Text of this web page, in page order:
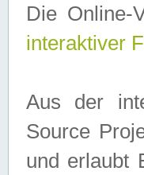
Die Online-
interaktiver
Aus der
Source
und erlaubt